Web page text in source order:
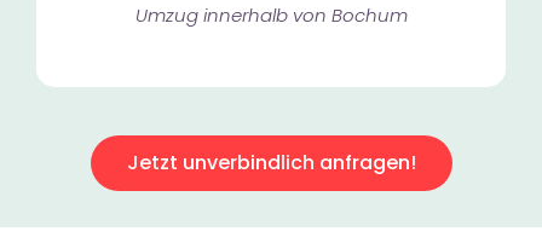
Umzug innerhalb von Bochum​
Jetzt unverbindlich anfragen!